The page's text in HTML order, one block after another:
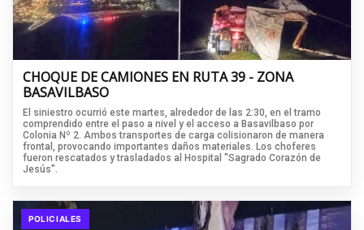
CHOQUE DE CAMIONES EN RUTA 39 - ZONA
BASAVILBASO
El siniestro ocurrió este martes, alrededor de las 2:30, en el tramo
comprendido entre el paso a nivel y el acceso a Basavilbaso por
Colonia Nº 2. Ambos transportes de carga colisionaron de manera
frontal, provocando importantes daños materiales. Los choferes
fueron rescatados y trasladados al Hospital "Sagrado Corazón de
Jesús".
POLICIALES